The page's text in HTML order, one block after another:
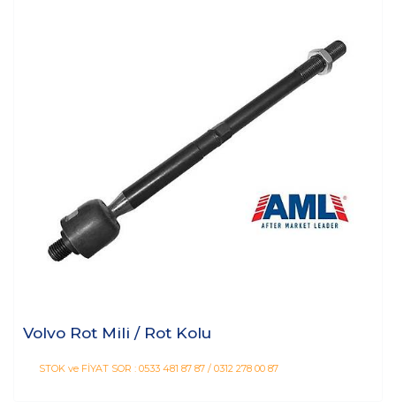
Volvo Rot Mili / Rot Kolu
STOK ve FİYAT SOR : 0533 481 87 87 / 0312 278 00 87